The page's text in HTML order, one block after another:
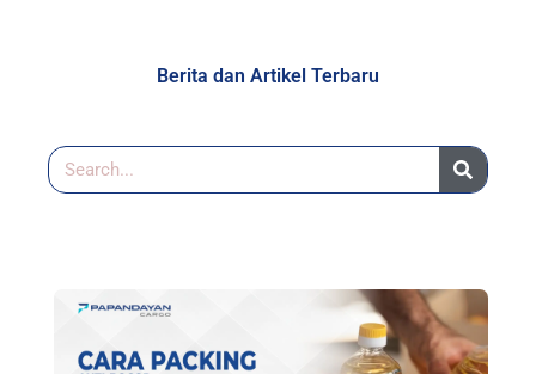
Berita dan Artikel Terbaru
Search